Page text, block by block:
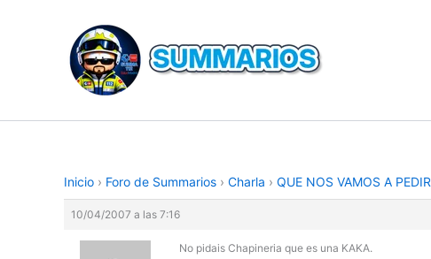
contenido
Inicio › Foro de Summarios › Charla › QUE NOS VAMOS A PEDIR
10/04/2007 a las 7:16
No pidais Chapineria que es una KAKA.